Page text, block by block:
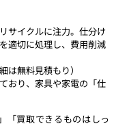
サイクルに注力。仕分け
適切に処理し、費用削減
は無料見積もり）
おり、家具や家電の「仕
「買取できるものはしっ